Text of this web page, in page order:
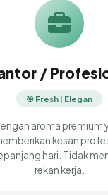
/
🎯 Fresh | Elegan
aroma premium
kesan
hari. Tidak
rekan kerja.